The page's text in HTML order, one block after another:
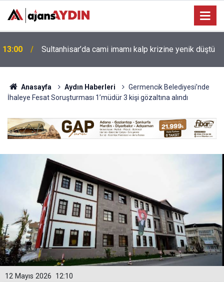
10:48
Müzesi’ni Ziyaret Etti
Anasayfa Aydın Haberleri
Germencik Belediyesi’nde
İhaleye Fesat Soruşturması 1’müdür 3 kişi gözaltına alındı
12:10
12 Mayıs 2026